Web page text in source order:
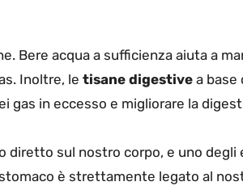
Bere acqua a sufficienza aiuta a
Inoltre, le tisane digestive a base
gas in eccesso e migliorare la
diretto sul nostro corpo, e uno
è strettamente legato al